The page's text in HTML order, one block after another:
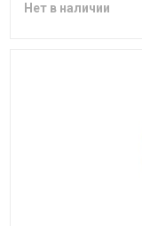
Нет в наличии